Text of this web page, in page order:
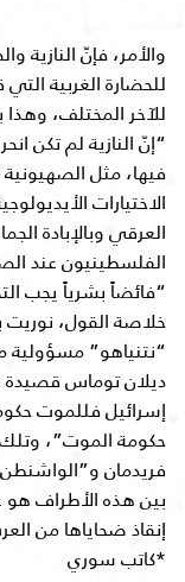
والأمر، فإنّ النازية
للحضارة الغربية
للآخر المختلف،
“إنّ النازية لم تكن
فيها، مثل
الاختيارات
العرقي وبالإبادة
الفلسطينيون عند
“فائضاً بشرياً يجب
خلاصة القول، نوريت
ديلان توماس قصيدة
إسرائيل فللموت
حكومة الموت”،
فريدمان
بين هذه الأطراف هو
إنقاذ ضحاياها من
*كاتب سوري